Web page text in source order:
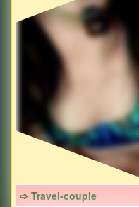
➩ Travel-couple